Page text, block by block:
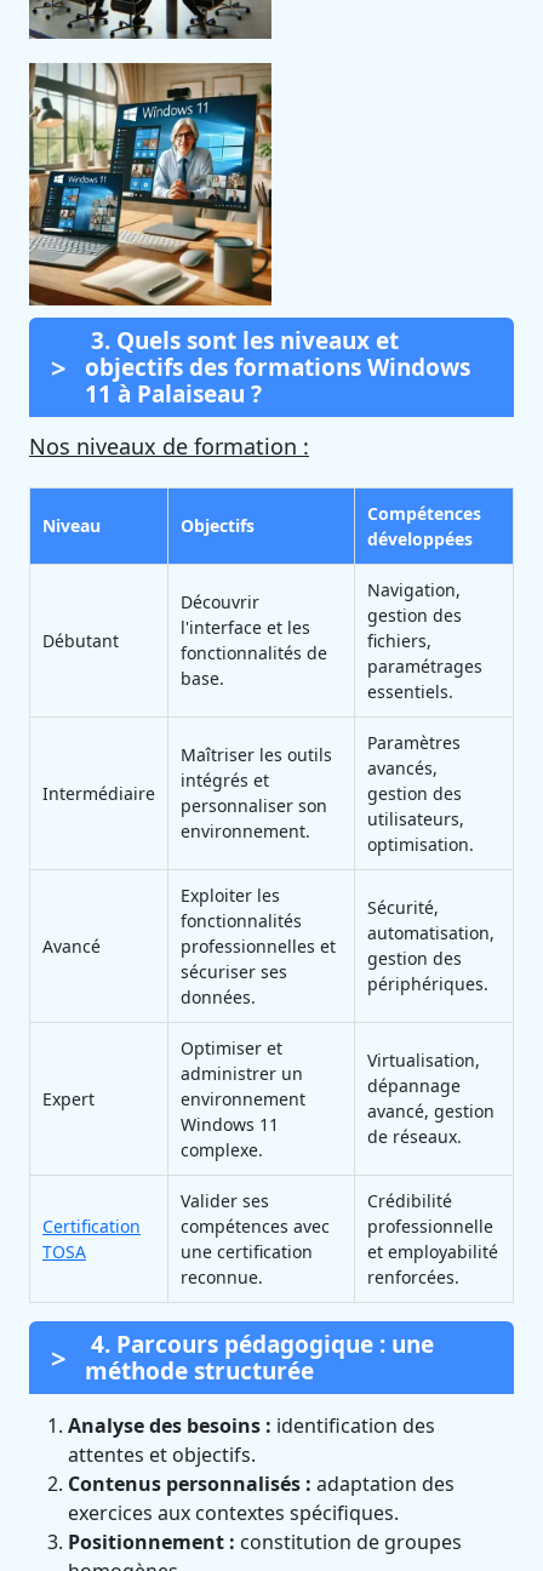
3. Quels sont les niveaux et
objectifs des formations Windows
11 à Palaiseau ?
Nos niveaux de formation :
Niveau Objectifs
Compétences
développées
Débutant
Découvrir
l'interface et les
fonctionnalités de
base.
Navigation,
gestion des
fichiers,
paramétrages
essentiels.
Intermédiaire
Maîtriser les outils
intégrés et
personnaliser son
environnement.
Paramètres
avancés,
gestion des
utilisateurs,
optimisation.
Avancé
Exploiter les
fonctionnalités
professionnelles et
sécuriser ses
données.
Sécurité,
automatisation,
gestion des
périphériques.
Expert
Optimiser et
administrer un
environnement
Windows 11
complexe.
Virtualisation,
dépannage
avancé, gestion
de réseaux.
Certification
TOSA
Valider ses
compétences avec
une certification
reconnue.
Crédibilité
professionnelle
et employabilité
renforcées.
4. Parcours pédagogique : une
méthode structurée
Analyse des besoins : identification des
attentes et objectifs.
Contenus personnalisés : adaptation des
exercices aux contextes spécifiques.
Positionnement : constitution de groupes